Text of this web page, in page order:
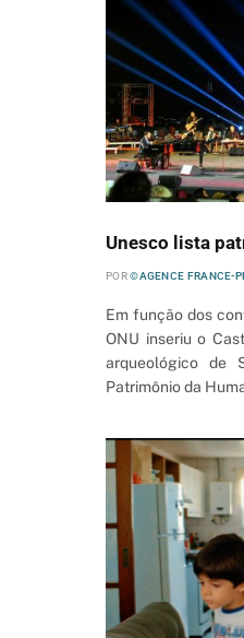
Unesco lista
POR ©AGENCE FRANCE-
Em função dos
ONU inseriu o
arqueológico de
Patrimônio da